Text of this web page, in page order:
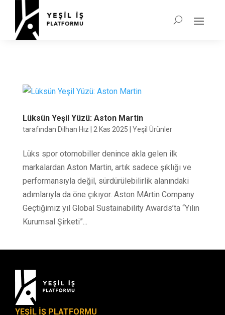
Lüksün Yeşil Yüzü: Aston Martin
tarafından Dilhan Hız 2 Kas 2025 Yeşil Ürünler
Lüks spor otomobiller denince akla gelen ilk
markalardan Aston Martin, artık sadece şıklığı ve
performansıyla değil, sürdürülebilirlik alanındaki
adımlarıyla da öne çıkıyor. Aston MArtin Company
Geçtiğimiz yıl Global Sustainability Awards’ta “Yılın
Kurumsal Şirketi”...
YEŞİL İŞ PLATFORMU